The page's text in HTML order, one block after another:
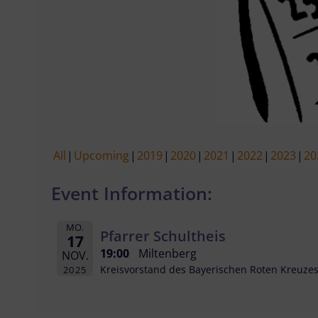
All Upcoming 2019 2020 2021 2022 2023
Event Information:
MO.
17
NOV.
2025
Pfarrer Schultheis
19:00 Miltenberg
Kreisvorstand des Bayerischen Roten Kreuzes